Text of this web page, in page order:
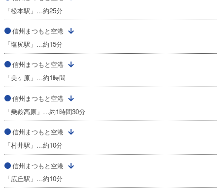
「松本駅」…約25分
信州まつもと空港
「塩尻駅」…約15分
信州まつもと空港
「美ヶ原」…約1時間
信州まつもと空港
「乗鞍高原」…約1時間30分
信州まつもと空港
「村井駅」…約10分
信州まつもと空港
「広丘駅」…約10分